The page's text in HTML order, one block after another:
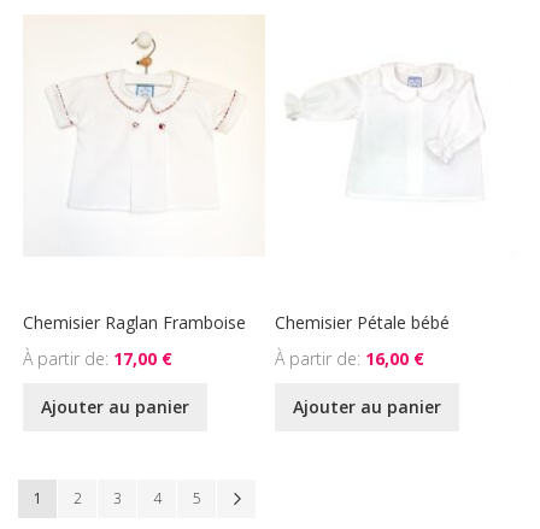
Chemisier Raglan Framboise
À partir de 17,00 €
Ajouter au panier
Chemisier Pétale bébé
À partir de 16,00 €
Ajouter au panier
Page
Vous lisez actuellement la page
1 Page
2 Page
3 Page
4 Page
5